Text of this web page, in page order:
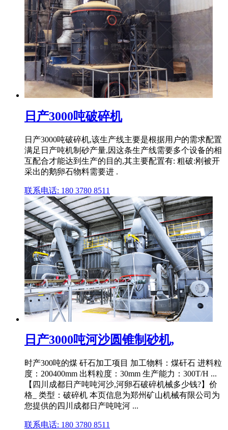
日产3000吨破碎机
日产3000吨破碎机,该生产线主要是根据用户的需求配置
满足日产吨机制砂产量,因这条生产线需要多个设备的相
互配合才能达到生产的目的,其主要配置有: 粗破:刚被开
采出的鹅卵石物料需要进 .
联系电话: 180 3780 8511
日产3000吨河沙圆锥制砂机,
时产300吨的煤 矸石加工项目 加工物料：煤矸石 进料粒
度：200400mm 出料粒度：30mm 生产能力：300T/H ...
【四川成都日产吨吨河沙,河卵石破碎机械多少钱?】价
格_ 类型：破碎机 本页信息为郑州矿山机械有限公司为
您提供的四川成都日产吨吨河 ...
联系电话: 180 3780 8511